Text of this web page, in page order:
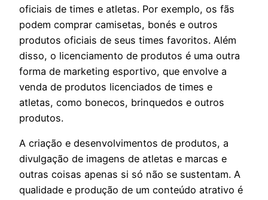
oficiais de times e atletas. Por exemplo, os fãs
podem comprar camisetas, bonés e outros
produtos oficiais de seus times favoritos. Além
disso, o licenciamento de produtos é uma outra
forma de marketing esportivo, que envolve a
venda de produtos licenciados de times e
atletas, como bonecos, brinquedos e outros
produtos.
A criação e desenvolvimentos de produtos, a
divulgação de imagens de atletas e marcas e
outras coisas apenas si só não se sustentam. A
qualidade e produção de um conteúdo atrativo é